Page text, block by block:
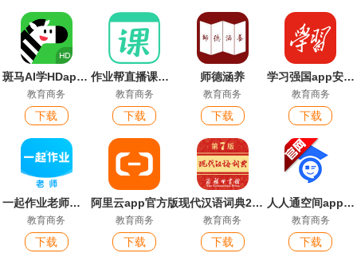
斑马AI学HDapp官方版
教育商务
下载
作业帮直播课官方版
教育商务
下载
师德涵养
教育商务
下载
学习强国app安卓版
教育商务
下载
一起作业老师端最新版
教育商务
下载
阿里云app官方版
教育商务
下载
现代汉语词典2026最新版
教育商务
下载
人人通空间app官方版
教育商务
下载